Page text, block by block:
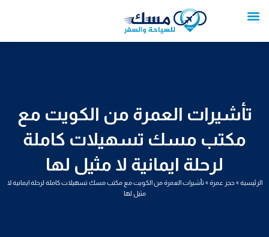
إلى
تأشيرات العمرة من الكويت مع
مكتب مسك تسهيلات كاملة
لرحلة ايمانية لا مثيل لها
الرئيسية» حجز عمرة» تأشيرات العمرة من الكويت مع مكتب مسك تسهيلات كاملة لرحلة ايمانية لا
مثيل لها